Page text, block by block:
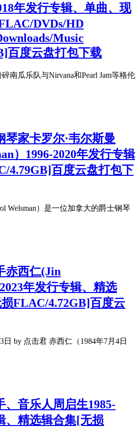
年发行专辑、单曲、现
DVDs/HD
Music
百度云盘打包下载
南瓜乐队与Nirvana和Pearl Jam等格伦
琴家卡罗尔·韦尔斯曼
）1996-2020年发行专辑
4.79GB]百度云盘打包下
Welsman）是一位加拿大的爵士钢琴
赤西仁(Jin
年发行专辑、精选
FLAC/4.72GB]百度云
日 by 点击君 赤西仁（1984年7月4日
、音乐人周启生1985-
、精选辑合集[无损